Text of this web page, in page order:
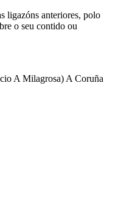
ligazóns anteriores, polo
o seu contido ou
A Milagrosa) A Coruña